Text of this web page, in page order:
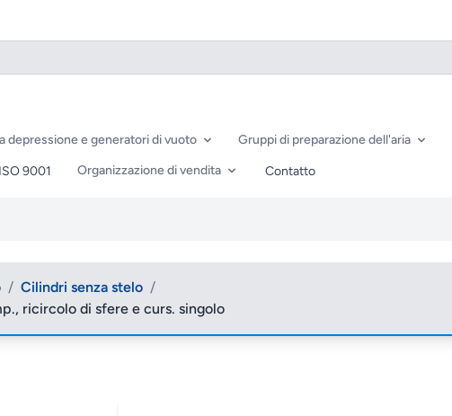
depressione e generatori di vuoto Gruppi di preparazione dell'aria
9001 Organizzazione di vendita Contatto
/ Cilindri senza stelo /
ricircolo di sfere e curs. singolo